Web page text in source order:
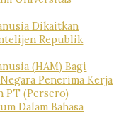
Dikaitkan
Republik
(HAM) Bagi
Penerima Kerja
PT (Persero)
Dalam Bahasa